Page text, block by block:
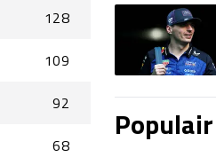
128
109
92
68